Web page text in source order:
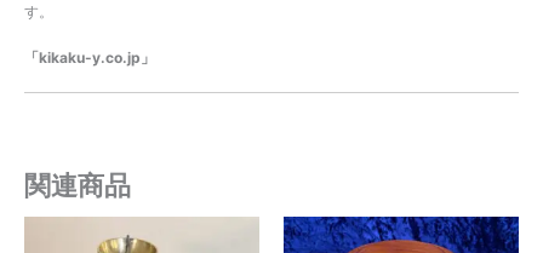
す。
「kikaku-y.co.jp」
関連商品